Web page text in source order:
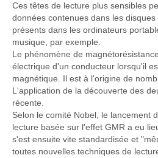
Ces têtes de lecture plus sensibles
données contenues dans les disques
présents dans les ordinateurs
musique, par exemple.
Le phénomène de
électrique d'un conducteur lorsqu'il
magnétique. Il est à l'origine de
L'application de la découverte des
récente.
Selon le comité Nobel, le lancement
lecture basée sur l'effet GMR a eu
s'est ensuite vite standardisée et
toutes nouvelles techniques de